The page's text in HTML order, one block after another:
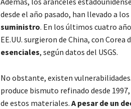
desde el año pasado, han llevado a
suministro. En los últimos cuatro
EE.UU. surgieron de China, con Corea
esenciales, según datos del USGS.
No obstante, existen
produce bismuto refinado desde
de estos materiales. A pesar de un